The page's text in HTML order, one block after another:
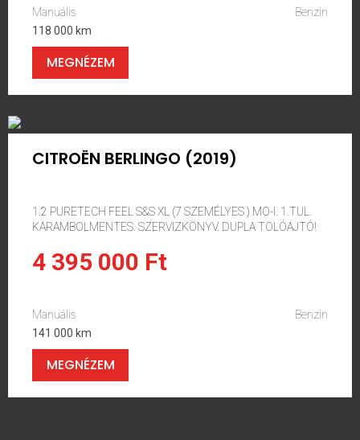
Manuális
Benzin
118 000 km
MEGNÉZEM
CITROËN BERLINGO (2019)
1.2 PURETECH FEEL S&S XL (7 SZEMÉLYES ) MO-I. 1.TUL.
KARAMBOLMENTES. SZERVIZKÖNYV. DUPLA TOLÓAJTÓ!
4 395 000 Ft
Manuális
Benzin
141 000 km
MEGNÉZEM